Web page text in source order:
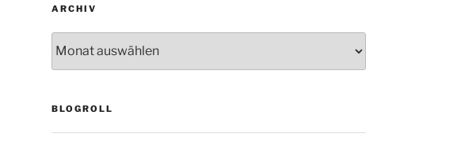
ARCHIV
BLOGROLL